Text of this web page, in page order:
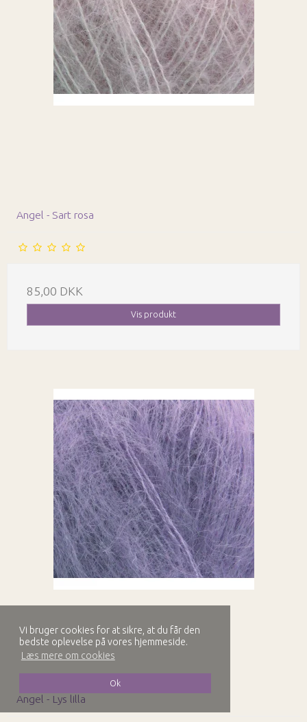
Vi bruger cookies for at sikre, at du får den
bedste oplevelse på vores hjemmeside.
Læs mere om cookies
Ok
Angel - Sart rosa
85,00 DKK
Vis produkt
Angel - Lys lilla